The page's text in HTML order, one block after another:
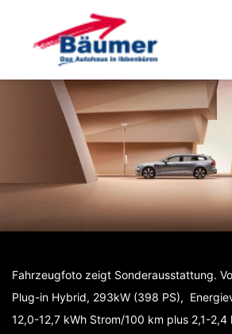
Fahrzeugfoto zeigt Sonderausstattung.
Plug-in Hybrid, 293kW (398 PS),
12,0-12,7 kWh Strom/100 km plus 2,1-2,4